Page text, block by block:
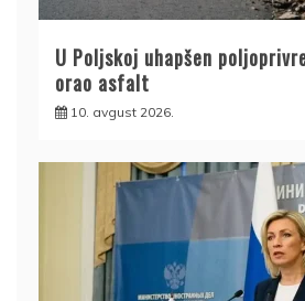
U Poljskoj uhapšen
orao asfalt
10. avgust 2026.